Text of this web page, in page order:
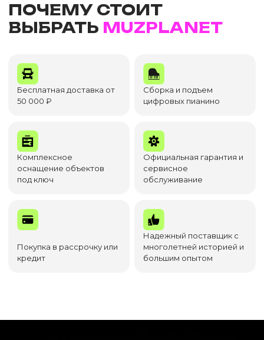
ПОЧЕМУ СТОИТ
ВЫБРАТЬ MUZPLANET
Бесплатная доставка от
50 000 ₽
Сборка и подъем
цифровых пианино
Комплексное
оснащение объектов
под ключ
Официальная гарантия и
сервисное
обслуживание
Покупка в рассрочку или
кредит
Надежный поставщик с
многолетней историей и
большим опытом